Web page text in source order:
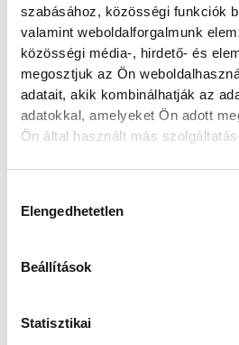
szabásához, közösségi funkciók
valamint weboldalforgalmunk
közösségi média-, hirdető- és
megosztjuk az Ön
adatait, akik kombinálhatják az
adatokkal, amelyeket Ön adott
Ön által használt más
Elengedhetetlen
Beállítások
Statisztikai
szorgalmasan
hogy mihamarabb
versenypályára.
Szépen épülök
jobban érzem
mihamarabb végleg
versenyekre kellene